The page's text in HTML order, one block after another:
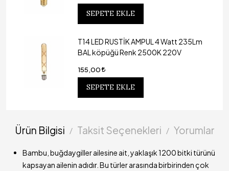
SEPETE EKLE
T14 LED RUSTİK AMPUL 4 Watt 235Lm
BAL köpüğü Renk 2500K 220V
155,00
SEPETE EKLE
Ürün Bilgisi Taksit Seçenekleri Yorumlar
Bambu, buğdaygiller ailesine ait, yaklaşık 1200 bitki türünü
kapsayan ailenin adıdır. Bu türler arasında birbirinden çok